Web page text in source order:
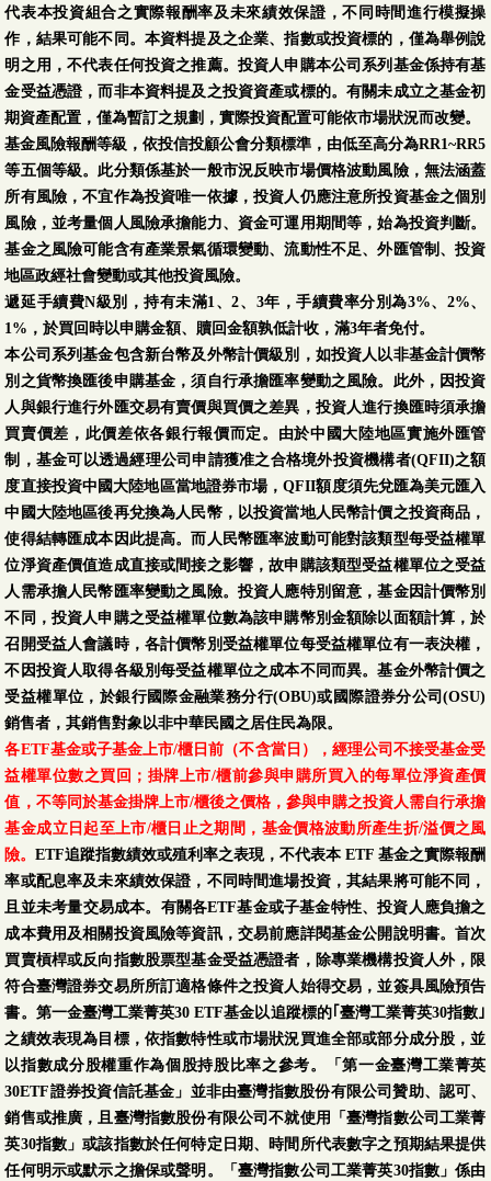
代表本投資組合之實際報酬率及未來績效保證，不同時間進行模擬操
作，結果可能不同。本資料提及之企業、指數或投資標的，僅為舉例說
明之用，不代表任何投資之推薦。投資人申購本公司系列基金係持有基
金受益憑證，而非本資料提及之投資資產或標的。有關未成立之基金初
期資產配置，僅為暫訂之規劃，實際投資配置可能依市場狀況而改變。
基金風險報酬等級，依投信投顧公會分類標準，由低至高分為RR1~RR5
等五個等級。此分類係基於一般市況反映市場價格波動風險，無法涵蓋
所有風險，不宜作為投資唯一依據，投資人仍應注意所投資基金之個別
風險，並考量個人風險承擔能力、資金可運用期間等，始為投資判斷。
基金之風險可能含有產業景氣循環變動、流動性不足、外匯管制、投資
地區政經社會變動或其他投資風險。
遞延手續費N級別，持有未滿1、2、3年，手續費率分別為3%、2%、
1%，於買回時以申購金額、贖回金額孰低計收，滿3年者免付。
本公司系列基金包含新台幣及外幣計價級別，如投資人以非基金計價幣
別之貨幣換匯後申購基金，須自行承擔匯率變動之風險。此外，因投資
人與銀行進行外匯交易有賣價與買價之差異，投資人進行換匯時須承擔
買賣價差，此價差依各銀行報價而定。由於中國大陸地區實施外匯管
制，基金可以透過經理公司申請獲准之合格境外投資機構者(QFII)之額
度直接投資中國大陸地區當地證券市場，QFII額度須先兌匯為美元匯入
中國大陸地區後再兌換為人民幣，以投資當地人民幣計價之投資商品，
使得結轉匯成本因此提高。而人民幣匯率波動可能對該類型每受益權單
位淨資產價值造成直接或間接之影響，故申購該類型受益權單位之受益
人需承擔人民幣匯率變動之風險。投資人應特別留意，基金因計價幣別
不同，投資人申購之受益權單位數為該申購幣別金額除以面額計算，於
召開受益人會議時，各計價幣別受益權單位每受益權單位有一表決權，
不因投資人取得各級別每受益權單位之成本不同而異。基金外幣計價之
受益權單位，於銀行國際金融業務分行(OBU)或國際證券分公司(OSU)
銷售者，其銷售對象以非中華民國之居住民為限。
各ETF基金或子基金上市/櫃日前（不含當日），經理公司不接受基金受
益權單位數之買回；掛牌上市/櫃前參與申購所買入的每單位淨資產價
值，不等同於基金掛牌上市/櫃後之價格，參與申購之投資人需自行承擔
基金成立日起至上市/櫃日止之期間，基金價格波動所產生折/溢價之風
險。ETF追蹤指數績效或殖利率之表現，不代表本 ETF 基金之實際報酬
率或配息率及未來績效保證，不同時間進場投資，其結果將可能不同，
且並未考量交易成本。有關各ETF基金或子基金特性、投資人應負擔之
成本費用及相關投資風險等資訊，交易前應詳閱基金公開說明書。首次
買賣槓桿或反向指數股票型基金受益憑證者，除專業機構投資人外，限
符合臺灣證券交易所所訂適格條件之投資人始得交易，並簽具風險預告
書。第一金臺灣工業菁英30 ETF基金以追蹤標的｢臺灣工業菁英30指數｣
之績效表現為目標，依指數特性或市場狀況買進全部或部分成分股，並
以指數成分股權重作為個股持股比率之參考。「第一金臺灣工業菁英
30ETF證券投資信託基金」並非由臺灣指數股份有限公司贊助、認可、
銷售或推廣，且臺灣指數股份有限公司不就使用「臺灣指數公司工業菁
英30指數」或該指數於任何特定日期、時間所代表數字之預期結果提供
任何明示或默示之擔保或聲明。「臺灣指數公司工業菁英30指數」係由